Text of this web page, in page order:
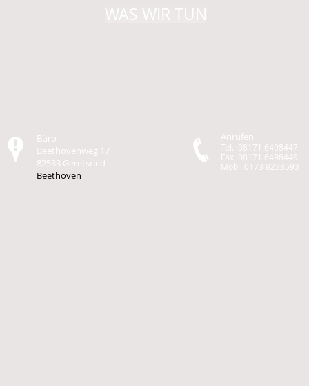
WAS WIR TUN
Büro
Beethovenweg 17
82533 Geretsried
Beethoven
Anrufen
Tel.: 08171 6498447
Fax: 08171 6498449
Mobil:0173 8233593